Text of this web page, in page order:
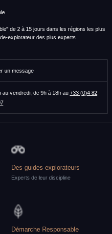
de 2 à 15 jours dans les régions les plus
explorateur des plus experts.
un message
au vendredi, de 9h à 18h au +33 (0)4 82
Des guides-explorateurs
Experts de leur discipline
Démarche Responsable